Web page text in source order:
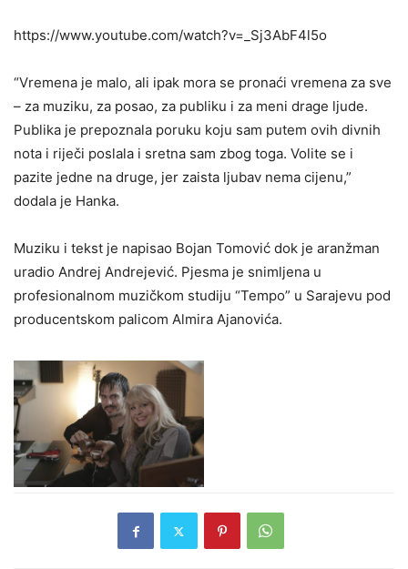
https://www.youtube.com/watch?v=_Sj3AbF4l5o
“Vremena je malo, ali ipak mora se pronaći vremena za sve
– za muziku, za posao, za publiku i za meni drage ljude.
Publika je prepoznala poruku koju sam putem ovih divnih
nota i riječi poslala i sretna sam zbog toga. Volite se i
pazite jedne na druge, jer zaista ljubav nema cijenu,”
dodala je Hanka.
Muziku i tekst je napisao Bojan Tomović dok je aranžman
uradio Andrej Andrejević. Pjesma je snimljena u
profesionalnom muzičkom studiju “Tempo” u Sarajevu pod
producentskom palicom Almira Ajanovića.